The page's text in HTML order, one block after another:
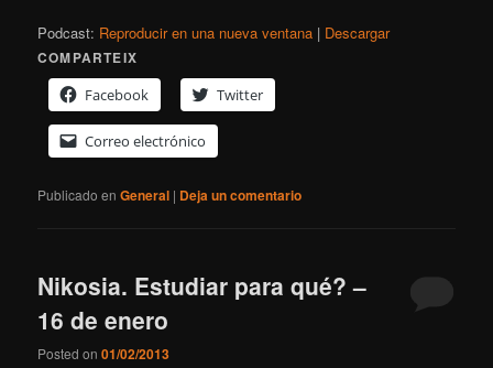
Podcast: Reproducir en una nueva ventana | Descargar
COMPARTEIX
Facebook
Twitter
Correo electrónico
Publicado en General | Deja un comentario
Nikosia. Estudiar para qué? –
16 de enero
Posted on01/02/2013